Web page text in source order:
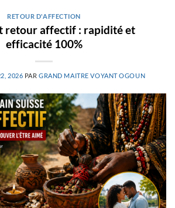
RETOUR D'AFFECTION
retour affectif : rapidité et
efficacité 100%
2026 PARGRAND MAITRE VOYANT OGOUN